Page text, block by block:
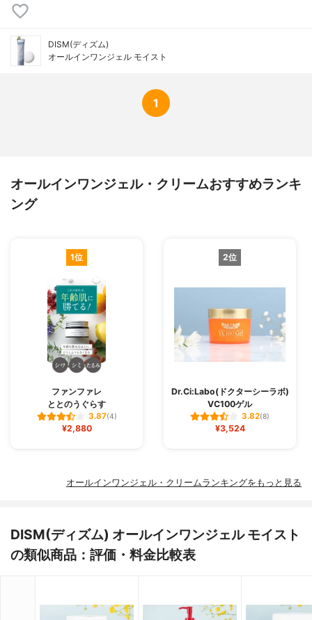
DISM(ディズム)
オールインワンジェル モイスト
1
オールインワンジェル・クリームおすすめランキ
ング
1位
ファンファレ
ととのうぐらす
3.87(4)
¥2,880
2位
Dr.Ci:Labo(ドクターシーラボ)
VC100ゲル
3.82(8)
¥3,524
オールインワンジェル・クリームランキングをもっと見る
DISM(ディズム) オールインワンジェル モイスト
の類似商品：評価・料金比較表